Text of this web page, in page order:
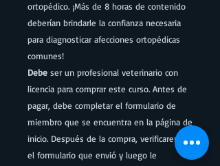
ortopédico. ¡Más de 8 horas de contenido
deberían brindarle la confianza necesaria
para diagnosticar afecciones ortopédicas
comunes!
Debe ser un profesional veterinario con
licencia para comprar este curso. Antes de
pagar, debe completar el formulario de
miembro que se encuentra en la página de
inicio. Después de la compra, verificaremos
el formulario que envió y luego le